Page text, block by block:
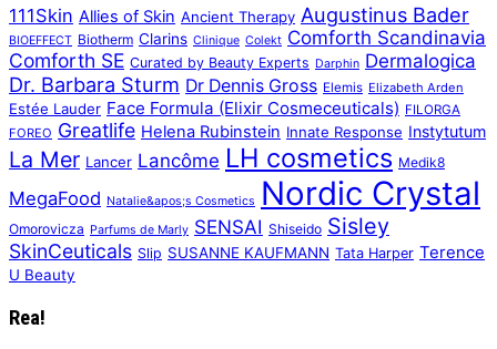
111Skin Allies of Skin Ancient Therapy Augustinus Bader
BIOEFFECT Biotherm Clarins Clinique Colekt Comforth Scandinavia
Comforth SE Curated by Beauty Experts Darphin Dermalogica
Dr. Barbara Sturm Dr Dennis Gross Elemis Elizabeth Arden
Estée Lauder Face Formula (Elixir Cosmeceuticals) FILORGA
FOREO Greatlife Helena Rubinstein Innate Response Instytutum
La Mer Lancer Lancôme LH cosmetics Medik8
MegaFood Natalie&apos;s Cosmetics Nordic Crystal
Omorovicza Parfums de Marly SENSAI Shiseido Sisley
SkinCeuticals Slip SUSANNE KAUFMANN Tata Harper Terence
U Beauty
Rea!